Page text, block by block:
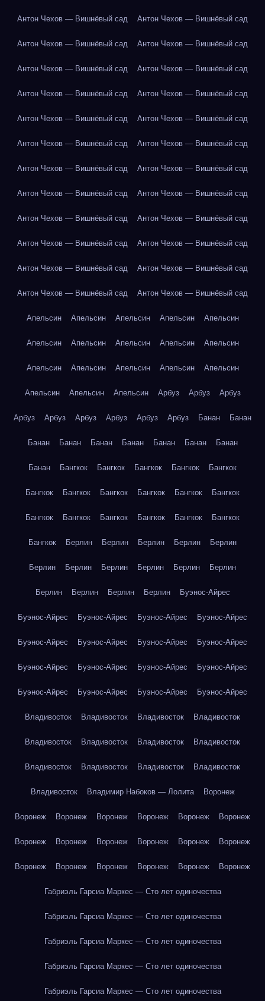
Антон Чехов — Вишнёвый сад Антон Чехов — Вишнёвый сад
Антон Чехов — Вишнёвый сад Антон Чехов — Вишнёвый сад
Антон Чехов — Вишнёвый сад Антон Чехов — Вишнёвый сад
Антон Чехов — Вишнёвый сад Антон Чехов — Вишнёвый сад
Антон Чехов — Вишнёвый сад Антон Чехов — Вишнёвый сад
Антон Чехов — Вишнёвый сад Антон Чехов — Вишнёвый сад
Антон Чехов — Вишнёвый сад Антон Чехов — Вишнёвый сад
Антон Чехов — Вишнёвый сад Антон Чехов — Вишнёвый сад
Антон Чехов — Вишнёвый сад Антон Чехов — Вишнёвый сад
Антон Чехов — Вишнёвый сад Антон Чехов — Вишнёвый сад
Антон Чехов — Вишнёвый сад Антон Чехов — Вишнёвый сад
Антон Чехов — Вишнёвый сад Антон Чехов — Вишнёвый сад
Апельсин Апельсин Апельсин Апельсин Апельсин
Апельсин Апельсин Апельсин Апельсин Апельсин
Апельсин Апельсин Апельсин Апельсин Апельсин
Апельсин Апельсин Апельсин Арбуз Арбуз Арбуз
Арбуз Арбуз Арбуз Арбуз Арбуз Арбуз Банан Банан
Банан Банан Банан Банан Банан Банан Банан
Банан Бангкок Бангкок Бангкок Бангкок Бангкок
Бангкок Бангкок Бангкок Бангкок Бангкок Бангкок
Бангкок Бангкок Бангкок Бангкок Бангкок Бангкок
Бангкок Берлин Берлин Берлин Берлин Берлин
Берлин Берлин Берлин Берлин Берлин Берлин
Берлин Берлин Берлин Берлин Буэнос-Айрес
Буэнос-Айрес Буэнос-Айрес Буэнос-Айрес Буэнос-Айрес
Буэнос-Айрес Буэнос-Айрес Буэнос-Айрес Буэнос-Айрес
Буэнос-Айрес Буэнос-Айрес Буэнос-Айрес Буэнос-Айрес
Буэнос-Айрес Буэнос-Айрес Буэнос-Айрес Буэнос-Айрес
Владивосток Владивосток Владивосток Владивосток
Владивосток Владивосток Владивосток Владивосток
Владивосток Владивосток Владивосток Владивосток
Владивосток Владимир Набоков — Лолита Воронеж
Воронеж Воронеж Воронеж Воронеж Воронеж Воронеж
Воронеж Воронеж Воронеж Воронеж Воронеж Воронеж
Воронеж Воронеж Воронеж Воронеж Воронеж Воронеж
Габриэль Гарсиа Маркес — Сто лет одиночества
Габриэль Гарсиа Маркес — Сто лет одиночества
Габриэль Гарсиа Маркес — Сто лет одиночества
Габриэль Гарсиа Маркес — Сто лет одиночества
Габриэль Гарсиа Маркес — Сто лет одиночества